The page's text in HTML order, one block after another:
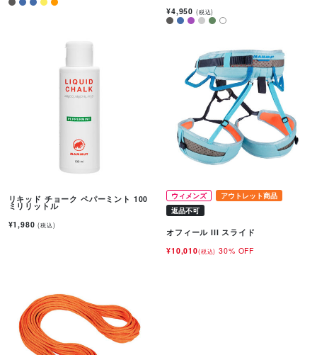
¥4,950 (税込)
リキッド チョーク ペパーミント 100
ミリリットル
¥1,980(税込)
ウィメンズ
アウトレット商品
返品不可
オフィール III スライド
¥10,010(税込) 30% OFF